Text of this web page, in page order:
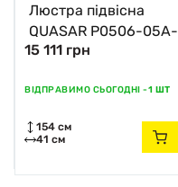
Люстра підвісна
QUASAR P0506-05A-
F4E3 Zuma Line
15 111 грн
ВІДПРАВИМО СЬОГОДНІ -1 ШТ
154 см
41 см